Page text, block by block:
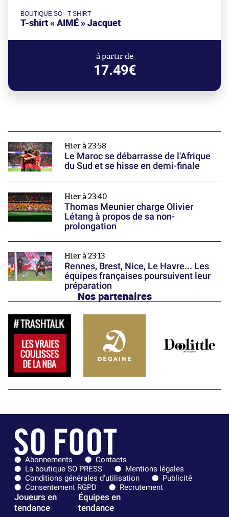
BOUTIQUE SO - T-SHIRT
T-shirt « AIMÉ » Jacquet
à partir de
17.49€
Hier à 23:58
Le Maroc se débarrasse de l'Afrique
du Sud et se hisse en demi-finale
Hier à 23:40
Thomas Meunier charge Olivier
Létang à propos de sa non-
prolongation
Hier à 23:13
Rennes, Brest, Nice, Le Havre... Les
équipes françaises poursuivent leur
préparation
Nos partenaires
Abonnements
Contacts
La boutique SO PRESS
Mentions légales
Conditions générales d'utilisation
Publicité
Consentement RGPD
Recrutement
Joueurs en
tendance
Équipes en
tendance